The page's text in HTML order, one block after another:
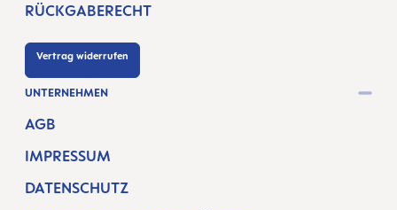
RÜCKGABERECHT
Vertrag widerrufen
UNTERNEHMEN
AGB
IMPRESSUM
DATENSCHUTZ